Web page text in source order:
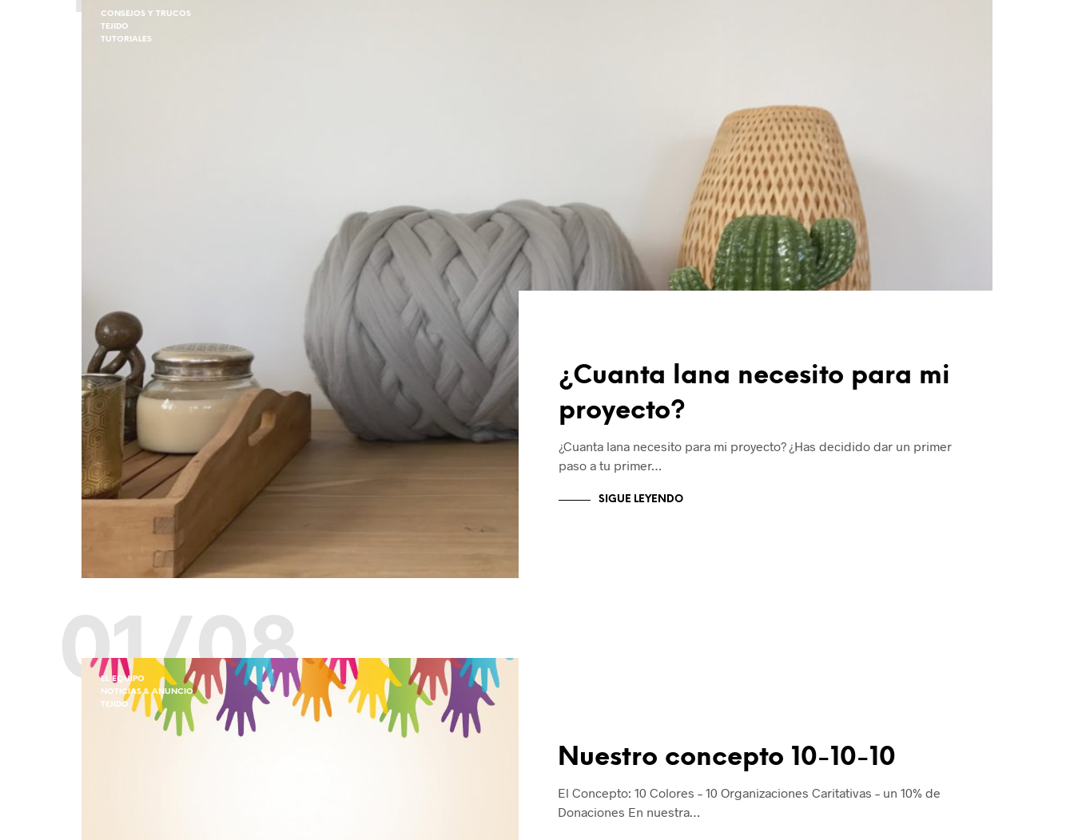
CONSEJOS Y TRUCOS
TEJIDO
TUTORIALES
¿Cuanta lana necesito para mi
proyecto?
¿Cuanta lana necesito para mi proyecto? ¿Has decidido dar un primer
paso a tu primer…
SIGUE LEYENDO
01/08
EL EQUIPO
NOTICIAS & ANUNCIO
TEJIDO
Nuestro concepto 10-10-10
El Concepto: 10 Colores – 10 Organizaciones Caritativas – un 10% de
Donaciones En nuestra…